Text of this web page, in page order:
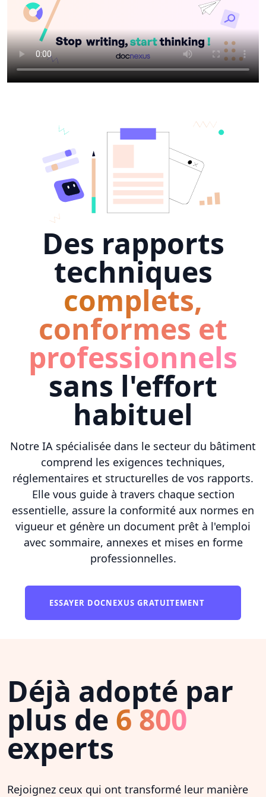
Des rapports
techniques
complets,
conformes et
professionnels
sans l'effort
habituel
Notre IA spécialisée dans le secteur du bâtiment
comprend les exigences techniques,
réglementaires et structurelles de vos rapports.
Elle vous guide à travers chaque section
essentielle, assure la conformité aux normes en
vigueur et génère un document prêt à l'emploi
avec sommaire, annexes et mises en forme
professionnelles.
ESSAYER DOCNEXUS GRATUITEMENT
Déjà adopté par
plus de 6 800
experts
Rejoignez ceux qui ont transformé leur manière